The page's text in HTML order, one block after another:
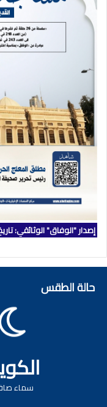
إصدار "الوفاق" الوثائقي:
حالة الطقس
سماء